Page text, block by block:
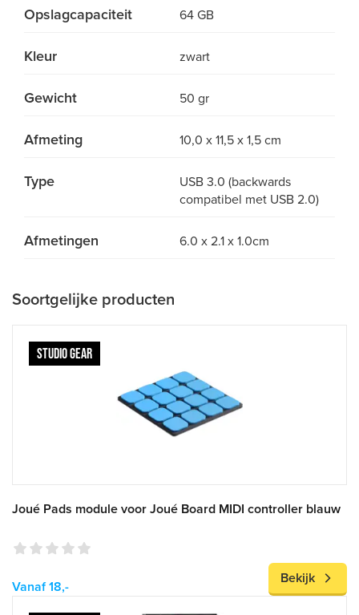
Opslagcapaciteit 64 GB
Kleur zwart
Gewicht 50 gr
Afmeting 10,0 x 11,5 x 1,5 cm
Type
USB 3.0 (backwards
compatibel met USB 2.0)
Afmetingen 6.0 x 2.1 x 1.0cm
Soortgelijke producten
STUDIO GEAR
Joué Pads module voor Joué Board MIDI controller blauw
Vanaf 18,-
Bekijk